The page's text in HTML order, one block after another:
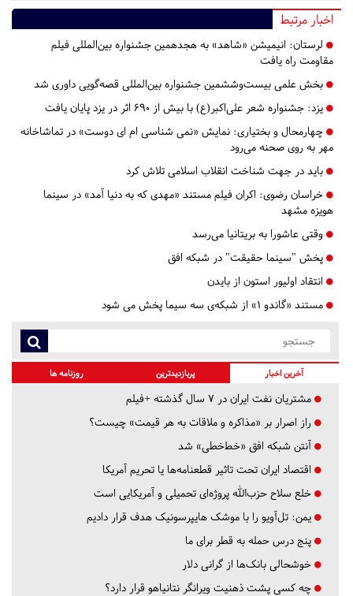
اخبار مرتبط
لرستان: انیمیشن «شاهد» به هجدهمین جشنواره بین‌المللی فیلم
مقاومت راه یافت
بخش علمی بیست‌وششمین جشنواره بین‌المللی قصه‌گویی داوری شد
یزد: جشنواره شعر علی‌اکبر(ع) با بیش از ۶۹۰ اثر در یزد پایان یافت
چهارمحال و بختیاری: نمایش «نمی شناسی ام ای دوست» در تماشاخانه
مهر به روی صحنه می‌رود
باید در جهت شناخت انقلاب اسلامی تلاش کرد
خراسان رضوی: اکران فیلم مستند «مهدی که به دنیا آمد» در سینما
هویزه مشهد
وقتی عاشورا به بریتانیا می‌رسد
پخش "سینما حقیقت" در شبکه افق
انتقاد اولیور استون از بایدن
مستند «گاندو ۱» از شبکه‌ی سه سیما پخش می شود
آخرین اخبار پربازدیدترین روزنامه ها
مشتریان نفت ایران در ۷ سال گذشته +فیلم
راز اصرار بر «مذاکره و ملاقات به هر قیمت» چیست؟
آنتن شبکه افق «خط‌خطی» شد
اقتصاد ایران تحت تاثیر قطعنامه‌ها یا تحریم‌ آمریکا
خلع سلاح حزب‌الله پروژه‌ای تحمیلی و آمریکایی است
یمن: تل‌آویو را با موشک هایپرسونیک هدف قرار دادیم
پنج درس‌ حمله به قطر برای ما
خوشحالی بانک‌ها از گرانی دلار
چه کسی پشت ذهنیت ویرانگر نتانیاهو قرار دارد؟